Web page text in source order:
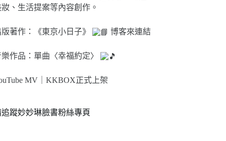
、生活提案等內容創作。
著作：《東京小日子》 博客來連結
作品：單曲〈幸福約定〉
MV｜KKBOX正式上架
追蹤妙妙琳臉書粉絲專頁